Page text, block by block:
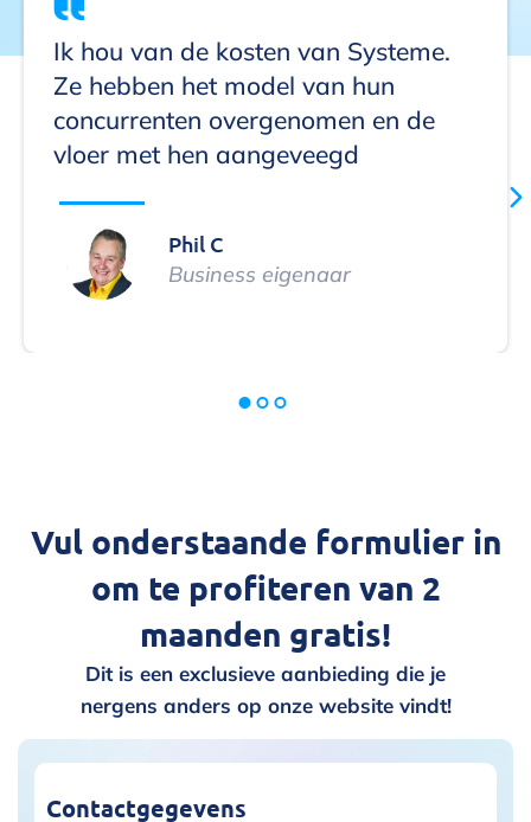
Ik hou van de kosten van Systeme.
Ze hebben het model van hun
concurrenten overgenomen en de
vloer met hen aangeveegd
Phil C
Business eigenaar
Vul onderstaande formulier in
om te profiteren van 2
maanden gratis!
Dit is een exclusieve aanbieding die je
nergens anders op onze website vindt!
Contactgegevens